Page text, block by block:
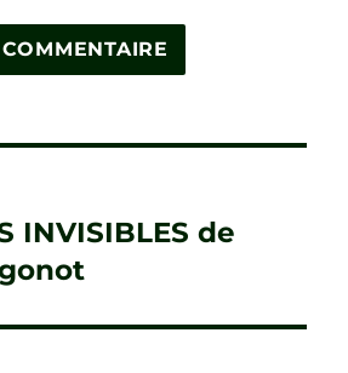
INVISIBLES de